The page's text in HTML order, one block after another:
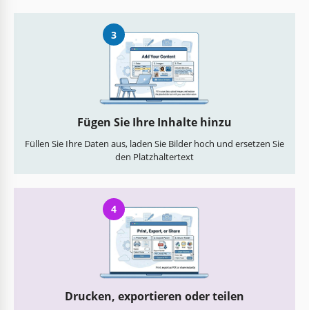
3
Fügen Sie Ihre Inhalte hinzu
Füllen Sie Ihre Daten aus, laden Sie Bilder hoch und ersetzen Sie
den Platzhaltertext
4
Drucken, exportieren oder teilen